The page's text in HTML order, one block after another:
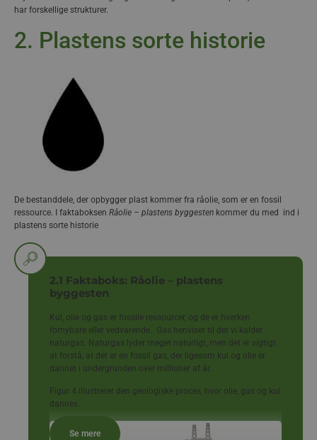
har forskellige strukturer.
2. Plastens sorte historie
De bestanddele, der opbygger plast kommer fra råolie, som er en fossil
ressource. I faktaboksen Råolie – plastens byggesten kommer du med ind i
plastens sorte historie
2.1 Faktaboks: Råolie – plastens
byggesten
Kul, olie og gas er fossile ressourcer, og de er hverken
fornybare eller vedvarende. Gas henviser til det vi kalder
naturgas. Naturgas lyder meget naturligt, men det er vigtigt
at forstå, at det er en fossil gas, der ligesom kul og olie er
dannet i undergrunden over millioner af år.
Figur 4 illustrerer den geologiske proces, hvor olie, gas og kul
dannes.
Se mere